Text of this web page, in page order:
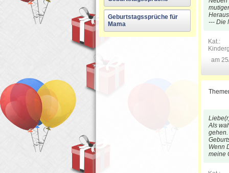
Geburtstagssprüche für
Mama
--- Die
Kat.:
am
Als
Wenn
meine